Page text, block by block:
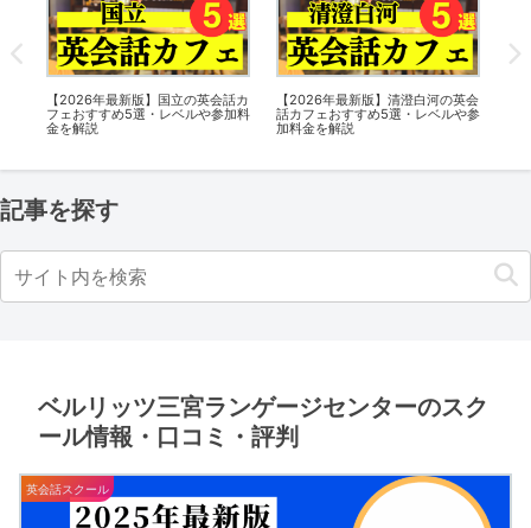
【2026年最新版】寝屋川の英会話
カフェおすすめ11選・レベルや参
加料金を解説
【2026年最新版】四ツ谷三丁目の
英会話カフェおすすめ5選・レベル
や参加料金を解説
記事を探す
ベルリッツ三宮ランゲージセンターのスク
ール情報・口コミ・評判
英会話スクール